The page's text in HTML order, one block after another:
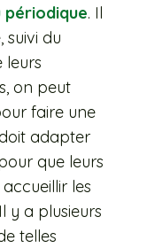
périodique. Il
suivi du
leurs
on peut
faire une
adapter
que leurs
les
y a plusieurs
telles